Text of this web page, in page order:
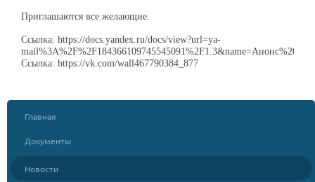
Приглашаются все желающие.
Ссылка: https://docs.yandex.ru/docs/view?url=ya-
Ссылка: https://vk.com/wall467790384_877
Главная
Документы
Новости